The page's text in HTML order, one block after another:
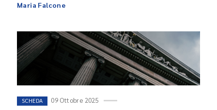
Maria Falcone
SCHEDA 09 Ottobre 2025